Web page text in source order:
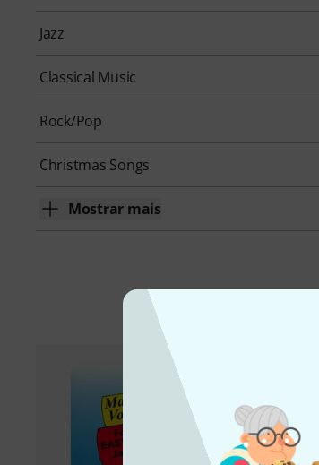
Jazz
Classical Music
Rock/Pop
Christmas Songs
Mostrar mais